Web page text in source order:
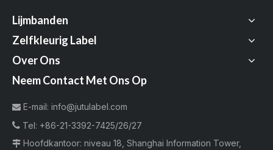
Lijmbanden
Zelfkleurig Label
Over Ons
Neem Contact Met Ons Op
 E-mail: info@jutulabel.com
 Tel: +86-21-3392-7425/26/27
 Hoofdkantoor: niveau 18, Shanghai Information Tower,